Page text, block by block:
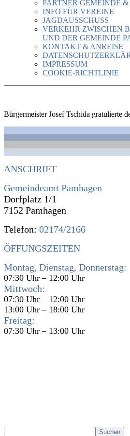
PARTNER GEMEINDE
INFO FÜR VEREINE
JAGDAUSSCHUSS
VERKEHR ZWISCHEN
UND DER GEMEINDE
KONTAKT & ANREISE
IMPRESSUM
COOKIE-RICHTLINIE
Bürgermeister Josef Tschida gratulierte
ANSCHRIFT
Gemeindeamt Pamhagen
Dorfplatz 1/1
7152 Pamhagen
Telefon: 02174/2166
ÖFFUNGSZEITEN
Montag, Dienstag, Donnerstag:
07:30 Uhr – 12:00 Uhr
Mittwoch:
07:30 Uhr – 12:00 Uhr
13:00 Uhr – 18:00 Uhr
Freitag:
07:30 Uhr – 13:00 Uhr